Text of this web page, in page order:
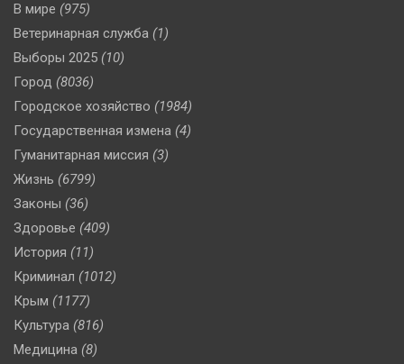
В мире (975)
Ветеринарная служба (1)
Выборы 2025 (10)
Город (8036)
Городское хозяйство (1984)
Государственная измена (4)
Гуманитарная миссия (3)
Жизнь (6799)
Законы (36)
Здоровье (409)
История (11)
Криминал (1012)
Крым (1177)
Культура (816)
Медицина (8)